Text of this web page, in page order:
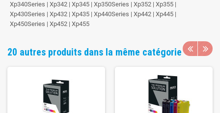
Xp340Series | Xp342 | Xp345 | Xp350Series | Xp352 | Xp355 |
Xp430Series | Xp432 | Xp435 | Xp440Series | Xp442 | Xp445 |
Xp450Series | Xp452 | Xp455
20 autres produits dans la même catégorie